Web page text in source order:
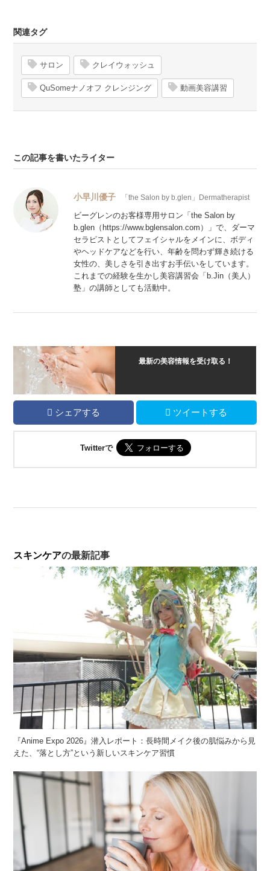
関連タグ
サロン クレイウォッシュ
QuSomeナノオフ クレンジング 動画美容講習
この記事を書いたライター
小早川優子 「the Salon by b.glen」Dermatherapist
ビーグレンのお客様専用サロン「the Salon by
b.glen（https://www.bglensalon.com）」で、ダーマ
セラピストとしてフェイシャルをメインに、ボディ
やヘッドケアなどを行い、年齢を問わず輝き続ける
女性の、美しさを引き出すお手伝いをしています。
これまでの経験を生かし美容講習会「b.Jin（美人）
塾」の講師としても活動中。
最新の美容情報を受け取る！
シェアする ツイートする
Twitterで
スキンケアの最新記事
『Anime Expo 2026』潜入レポート：長時間メイク後の肌悩みから見
えた、“落とし方”という新しいスキンケア習慣